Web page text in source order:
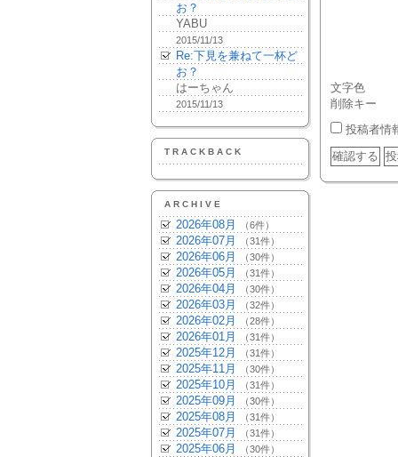
お？
YABU
2015/11/13
Re:下見を兼ねて一杯ど
お？
はーちゃん
2015/11/13
TRACKBACK
ARCHIVE
2026年08月 （6件）
2026年07月 （31件）
2026年06月 （30件）
2026年05月 （31件）
2026年04月 （30件）
2026年03月 （32件）
2026年02月 （28件）
2026年01月 （31件）
2025年12月 （31件）
2025年11月 （30件）
2025年10月 （31件）
2025年09月 （30件）
2025年08月 （31件）
2025年07月 （31件）
2025年06月 （30件）
文字色
削除キー
投稿者情